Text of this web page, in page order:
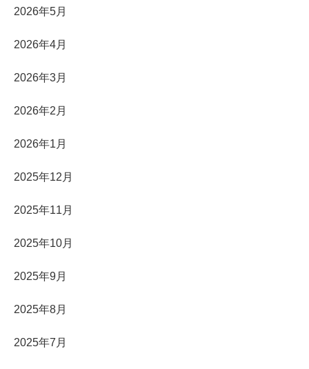
2026年5月
2026年4月
2026年3月
2026年2月
2026年1月
2025年12月
2025年11月
2025年10月
2025年9月
2025年8月
2025年7月